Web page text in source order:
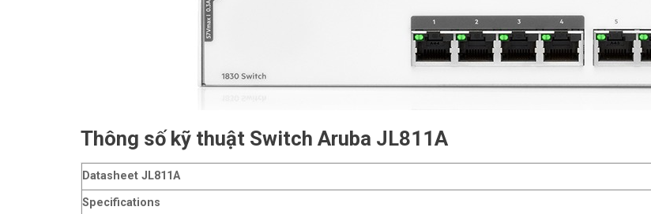
Thông số kỹ thuật Switch Aruba JL811A
Datasheet JL811A
Specifications